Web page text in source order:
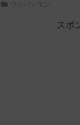
ワンパンマン
スポ